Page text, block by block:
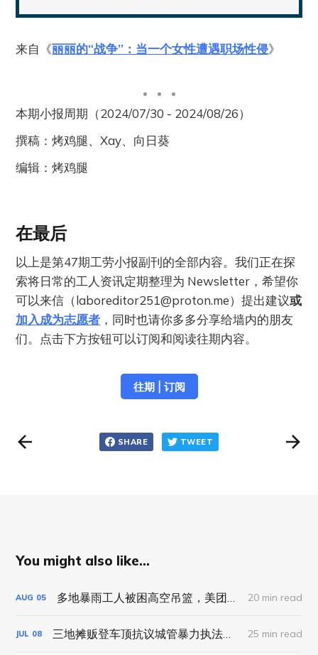
来自《丽丽的“战争”：当一个女性遭遇职场性侵》
本期小报周期（2024/07/30 - 2024/08/26）
撰稿：烤鸡腿、Xay、向日葵
编辑：烤鸡腿
在最后
以上是第47期工劳小报副刊的全部内容。我们正在探
索将日常的工人资讯定期整理为 Newsletter，希望你
可以来信（laboreditor251@proton.me）提出建议或
加入成为志愿者 ，同时也请你多多分享给墙内的朋友
们。点击下方按钮可以订阅和阅读往期内容。
往期 | 订阅
SHARE TWEET
You might also like...
AUG 05 多地暴雨工人被困高空吊篮，美团试点“等灯停表”｜工劳小报 #89 新闻刊 20 min read
JUL 08 三地摊贩登车顶抗议城管暴力执法，聊城幼师被逼签“自愿离职”｜工劳小报 #87 新闻刊 25 min read